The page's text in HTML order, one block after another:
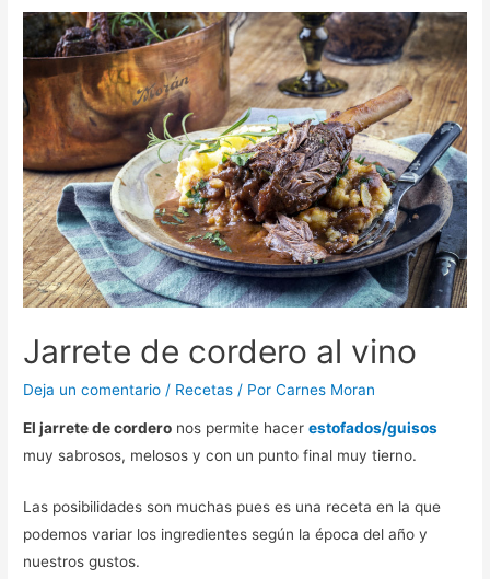
Jarrete de cordero al vino
Deja un comentario / Recetas / PorCarnes Moran
El jarrete de cordero nos permite hacer estofados/guisos
muy sabrosos, melosos y con un punto final muy tierno.
Las posibilidades son muchas pues es una receta en la que
podemos variar los ingredientes según la época del año y
nuestros gustos.